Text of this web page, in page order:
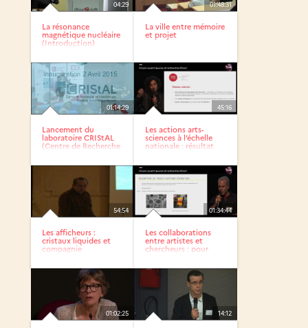
04:29
La résonance
magnétique nucléaire
(Introduction)
01:48:31
La ville entre mémoire
et projet
01:14:29
Lancement du
laboratoire CRIStAL
(Centre de Recherche
45:16
Les actions arts-
sciences à l’échelle
nationale : résultat
54:54
Les afficheurs :
cristaux liquides et
compagnie
01:34:44
Les collaborations
entre artistes et
chercheurs : pour
01:02:25 14:12